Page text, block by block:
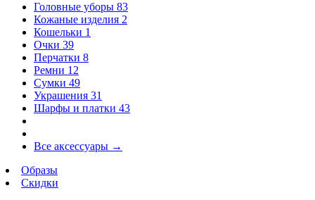
Головные уборы 83
Кожаные изделия 2
Кошельки 1
Очки 39
Перчатки 8
Ремни 12
Сумки 49
Украшения 31
Шарфы и платки 43
Все аксессуары →
Образы
Скидки